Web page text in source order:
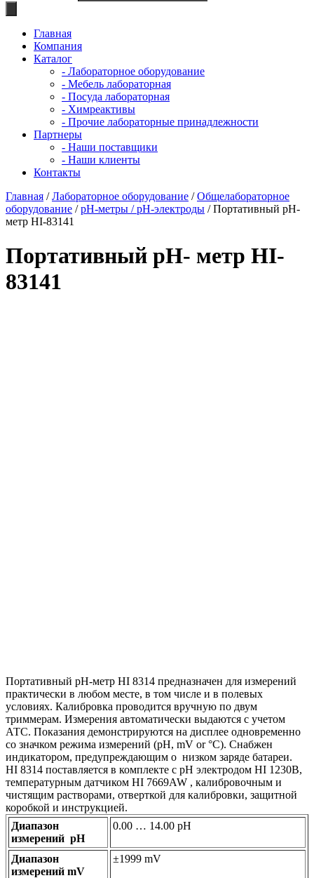
Главная
Компания
Каталог
- Лабораторное оборудование
- Мебель лабораторная
- Посуда лабораторная
- Химреактивы
- Прочие лабораторные принадлежности
Партнеры
- Наши поставщики
- Наши клиенты
Контакты
Главная /Лабораторное оборудование /Общелабораторное
оборудование /pН-метры / рН-электроды / Портативный рН-
метр HI-83141
Портативный рН- метр HI-
83141
Портативный рН-метр HI 8314 предназначен для измерений
практически в любом месте, в том числе и в полевых
условиях. Калибровка проводится вручную по двум
триммерам. Измерения автоматически выдаются с учетом
АТС. Показания демонстрируются на дисплее одновременно
со значком режима измерений (pH, mV or °C). Снабжен
индикатором, предупреждающим о низком заряде батареи.
HI 8314 поставляется в комплекте с pH электродом HI 1230B,
температурным датчиком HI 7669AW , калибровочным и
чистящим растворами, отверткой для калибровки, защитной
коробкой и инструкцией.
Диапазон
измерений pH
0.00 … 14.00 pH
Диапазон
измерений mV
±1999 mV